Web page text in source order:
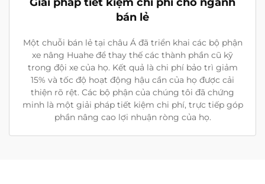
bán lẻ
Một chuỗi bán lẻ tại châu Á đã triển khai các bộ phận
xe nâng Huahe để thay thế các thành phần cũ kỹ
trong đội xe của họ. Kết quả là chi phí bảo trì giảm
15% và tốc độ hoạt động hậu cần của họ được cải
thiện rõ rệt. Các bộ phận của chúng tôi đã chứng
minh là một giải pháp tiết kiệm chi phí, trực tiếp góp
phần nâng cao lợi nhuận ròng của họ.